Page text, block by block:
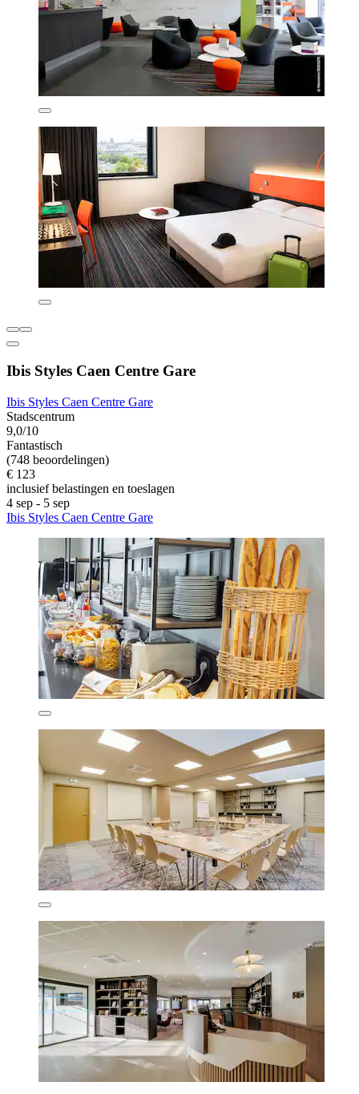
Ibis Styles Caen Centre Gare
Ibis Styles Caen Centre Gare
Stadscentrum
9,0/10
Fantastisch
(748 beoordelingen)
€ 123
inclusief belastingen en toeslagen
4 sep - 5 sep
Ibis Styles Caen Centre Gare